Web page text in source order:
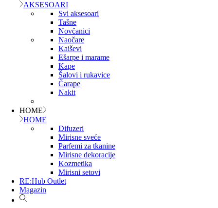
AKSESOARI
Svi aksesoari
Tašne
Novčanici
Naočare
Kaiševi
Ešarpe i marame
Kape
Šalovi i rukavice
Čarape
Nakit
HOME
HOME
Difuzeri
Mirisne sveće
Parfemi za tkanine
Mirisne dekoracije
Kozmetika
Mirisni setovi
RE:Hub Outlet
Magazin